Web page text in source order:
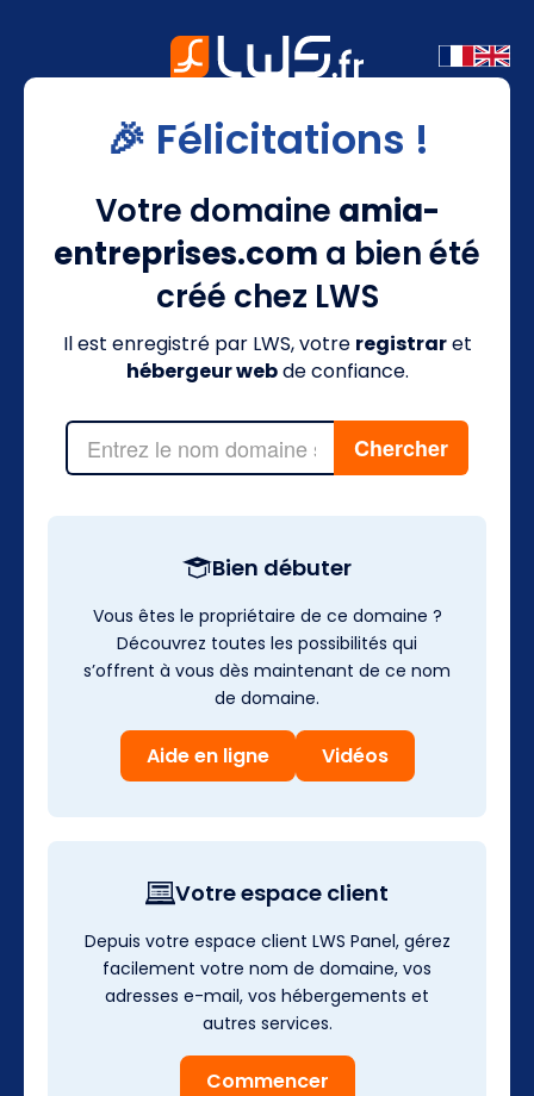
🎉 Félicitations !
Votre domaine amia-
entreprises.com a bien été
créé chez LWS
Il est enregistré par LWS, votre registraret
hébergeur webde confiance.
Bien débuter
Vous êtes le propriétaire de ce domaine ?
Découvrez toutes les possibilités qui
s’offrent à vous dès maintenant de ce nom
de domaine.
Aide en ligne Vidéos
Votre espace client
Depuis votre espace client LWS Panel, gérez
facilement votre nom de domaine, vos
adresses e-mail, vos hébergements et
autres services.
Commencer